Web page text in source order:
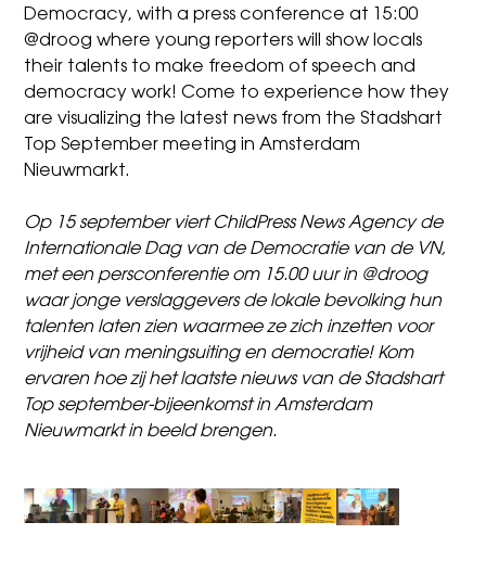
Democracy, with a press conference at 15:00
@droog where young reporters will show locals
their talents to make freedom of speech and
democracy work! Come to experience how they
are visualizing the latest news from the Stadshart
Top September meeting in Amsterdam
Nieuwmarkt.
Op 15 september viert ChildPress News Agency de
Internationale Dag van de Democratie van de VN,
met een persconferentie om 15.00 uur in @droog
waar jonge verslaggevers de lokale bevolking hun
talenten laten zien waarmee ze zich inzetten voor
vrijheid van meningsuiting en democratie! Kom
ervaren hoe zij het laatste nieuws van de Stadshart
Top september-bijeenkomst in Amsterdam
Nieuwmarkt in beeld brengen.